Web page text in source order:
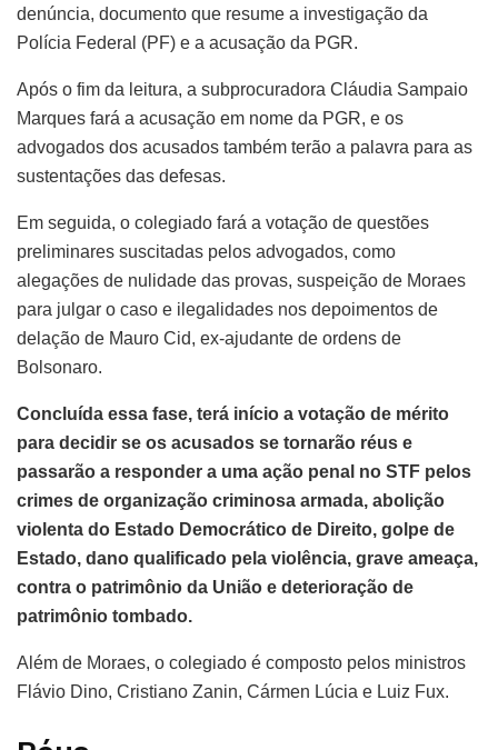
denúncia, documento que resume a investigação da
Polícia Federal (PF) e a acusação da PGR.
Após o fim da leitura, a subprocuradora Cláudia Sampaio
Marques fará a acusação em nome da PGR, e os
advogados dos acusados também terão a palavra para as
sustentações das defesas.
Em seguida, o colegiado fará a votação de questões
preliminares suscitadas pelos advogados, como
alegações de nulidade das provas, suspeição de Moraes
para julgar o caso e ilegalidades nos depoimentos de
delação de Mauro Cid, ex-ajudante de ordens de
Bolsonaro.
Concluída essa fase, terá início a votação de mérito
para decidir se os acusados se tornarão réus e
passarão a responder a uma ação penal no STF pelos
crimes de organização criminosa armada, abolição
violenta do Estado Democrático de Direito, golpe de
Estado, dano qualificado pela violência, grave ameaça,
contra o patrimônio da União e deterioração de
patrimônio tombado.
Além de Moraes, o colegiado é composto pelos ministros
Flávio Dino, Cristiano Zanin, Cármen Lúcia e Luiz Fux.